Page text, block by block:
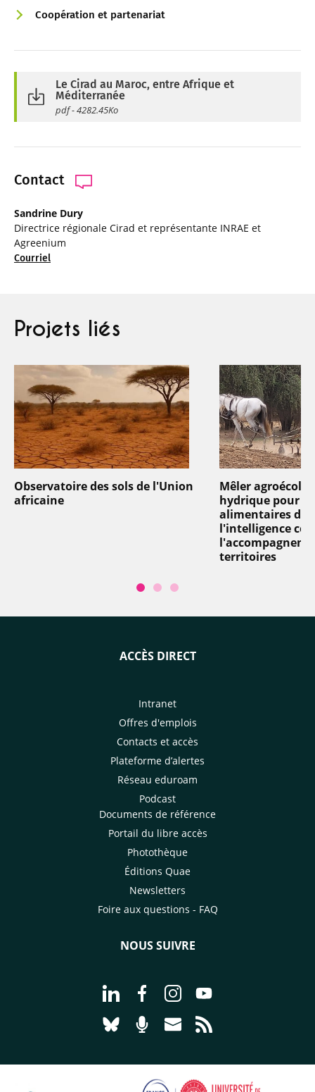
Coopération et partenariat
Le Cirad au Maroc, entre Afrique et
Méditerranée
pdf - 4282.45Ko
Contact
Sandrine Dury
Directrice régionale Cirad et représentante INRAE et
Agreenium
Courriel
Projets liés
Observatoire des sols de l'Union
africaine
Mêler
hydrique pour
alimentaires
l'intelligence
territoires
ACCÈS DIRECT
Intranet
Offres d'emplois
Contacts et accès
Plateforme d’alertes
Réseau eduroam
Podcast
Documents de référence
Portail du libre accès
Photothèque
Éditions Quae
Newsletters
Foire aux questions - FAQ
NOUS SUIVRE
Aller à la page Nous suivre sur
Aller à la page Nous suivre sur
Aller à la page Nous
Aller à la page
Aller à la page Nous suivre sur
Aller à la page Nourrir le
Aller à la page Nous